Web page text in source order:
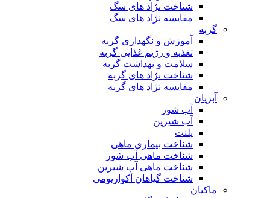
شناخت نژاد های سگ
مقایسه نژاد های سگ
گربه
آموزش و نگهداری گربه
تغذیه و رژیم غذایی گربه
سلامت و بهداشت گربه
شناخت نژاد های گربه
مقایسه نژاد های گربه
آبزیان
آب شور
آب شیرین
پلنت
شناخت بیماری ماهی
شناخت ماهی آب شور
شناخت ماهی آب شیرین
شناخت گیاهان آکواریومی
ماکیان